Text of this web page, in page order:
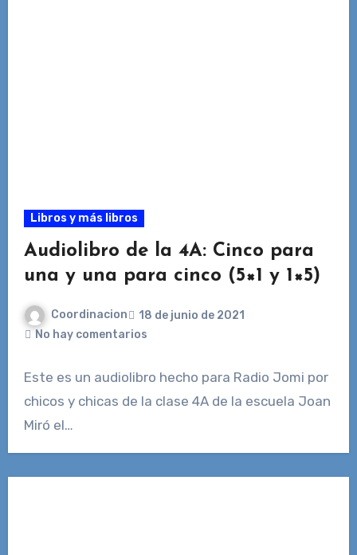
Libros y más libros
Audiolibro de la 4A: Cinco para
una y una para cinco (5×1 y 1×5)
Coordinacion
18 de junio de 2021
No hay comentarios
Este es un audiolibro hecho para Radio Jomi por
chicos y chicas de la clase 4A de la escuela Joan
Miró el…